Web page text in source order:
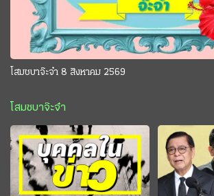
โสมชบาจ๊ะจ๋า 8 สิงหาคม 2569
โสมชบาจ๊ะจ๋า